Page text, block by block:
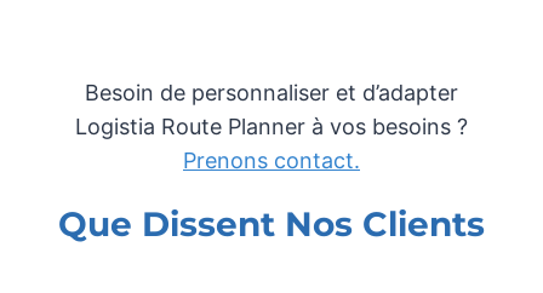
Besoin de personnaliser et d’adapter
Logistia Route Planner à vos besoins ?
Prenons contact.
Que Dissent Nos Clients